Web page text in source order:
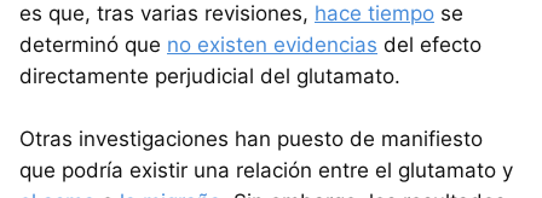
es que, tras varias revisiones, hace tiempo se
determinó que no existen evidencias del efecto
directamente perjudicial del glutamato.
Otras investigaciones han puesto de manifiesto
que podría existir una relación entre el glutamato y